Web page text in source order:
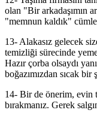
olan "Bir arkadaşımın
"memnun kaldık"
13- Alakasız gelecek
temizliği sürecinde
Hazır çorba olsaydı
boğazımızdan sıcak bir
14- Bir de önerim, evin
bırakmanız. Gerek